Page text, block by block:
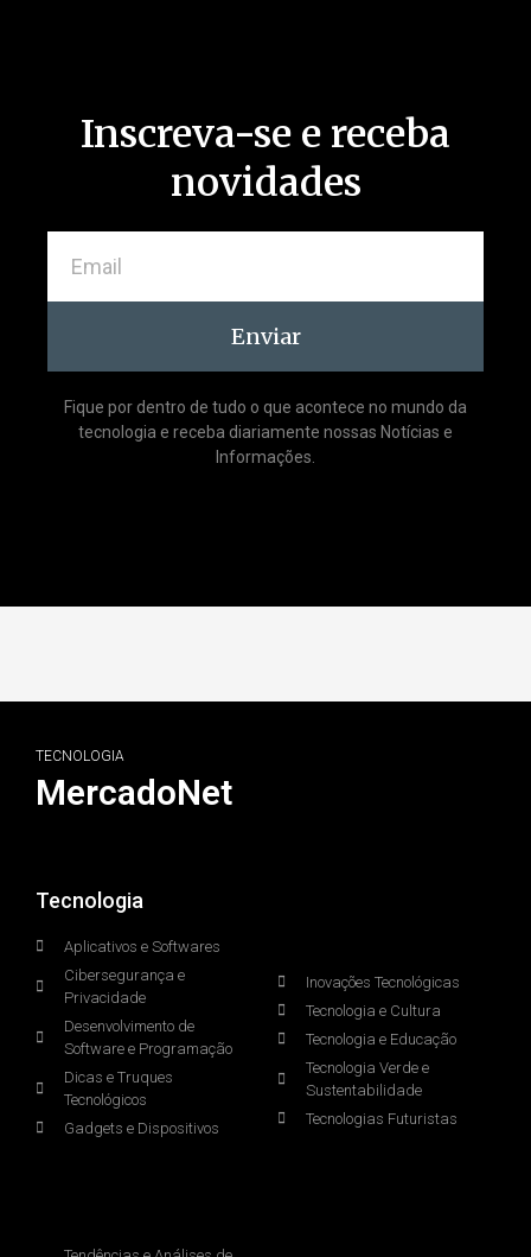
Inscreva-se e receba
novidades
Enviar
Fique por dentro de tudo o que acontece no mundo da
tecnologia e receba diariamente nossas Notícias e
Informações.
TECNOLOGIA
MercadoNet
Tecnologia
Aplicativos e Softwares
Cibersegurança e
Privacidade
Desenvolvimento de
Software e Programação
Dicas e Truques
Tecnológicos
Gadgets e Dispositivos
Inovações Tecnológicas
Tecnologia e Cultura
Tecnologia e Educação
Tecnologia Verde e
Sustentabilidade
Tecnologias Futuristas